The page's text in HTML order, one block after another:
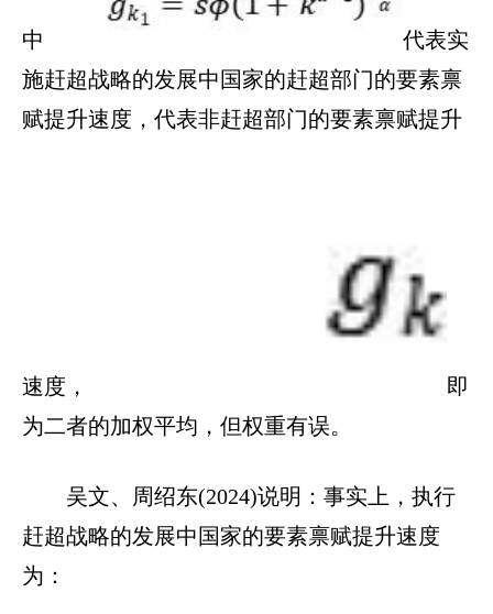
中
代表实
施赶超战略的发展中国家的赶超部门的要素禀
赋提升速度，代表非赶超部门的要素禀赋提升
速度，
即
为二者的加权平均，但权重有误。
吴文、周绍东(2024)说明：事实上，执行
赶超战略的发展中国家的要素禀赋提升速度
为：